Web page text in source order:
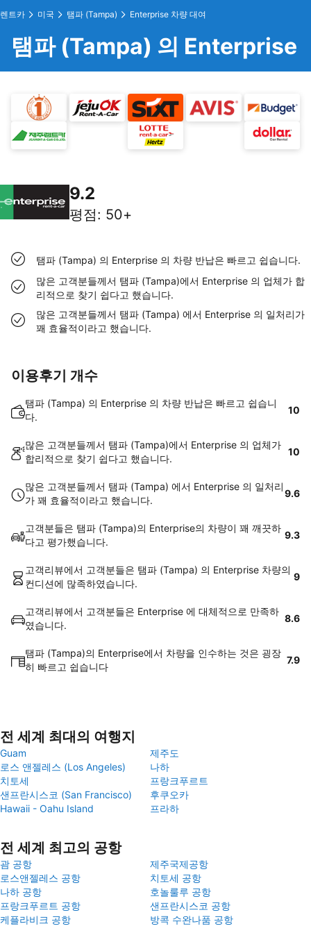
렌트카 미국 탬파 (Tampa) Enterprise 차량 대여
탬파 (Tampa) 의 Enterprise
9.2
평점: 50+
탬파 (Tampa) 의 Enterprise 의 차량 반납은 빠르고 쉽습니다.
많은 고객분들께서 탬파 (Tampa)에서 Enterprise 의 업체가 합
리적으로 찾기 쉽다고 했습니다.
많은 고객분들께서 탬파 (Tampa) 에서 Enterprise 의 일처리가
꽤 효율적이라고 했습니다.
이용후기 개수
탬파 (Tampa) 의 Enterprise 의 차량 반납은 빠르고 쉽습니
다.
10
많은 고객분들께서 탬파 (Tampa)에서 Enterprise 의 업체가
합리적으로 찾기 쉽다고 했습니다.
10
많은 고객분들께서 탬파 (Tampa) 에서 Enterprise 의 일처리
가 꽤 효율적이라고 했습니다.
9.6
고객분들은 탬파 (Tampa)의 Enterprise의 차량이 꽤 깨끗하
다고 평가했습니다.
9.3
고객리뷰에서 고객분들은 탬파 (Tampa) 의 Enterprise 차량의
컨디션에 많족하였습니다.
9
고객리뷰에서 고객분들은 Enterprise 에 대체적으로 만족하
였습니다.
8.6
탬파 (Tampa)의 Enterprise에서 차량을 인수하는 것은 굉장
히 빠르고 쉽습니다
7.9
전 세계 최대의 여행지
Guam
제주도
로스 앤젤레스 (Los Angeles)
나하
치토세
프랑크푸르트
샌프란시스코 (San Francisco)
후쿠오카
Hawaii - Oahu Island
프라하
전 세계 최고의 공항
괌 공항
제주국제공항
로스앤젤레스 공항
치토세 공항
나하 공항
호놀룰루 공항
프랑크푸르트 공항
샌프란시스코 공항
케플라비크 공항
방콕 수완나품 공항